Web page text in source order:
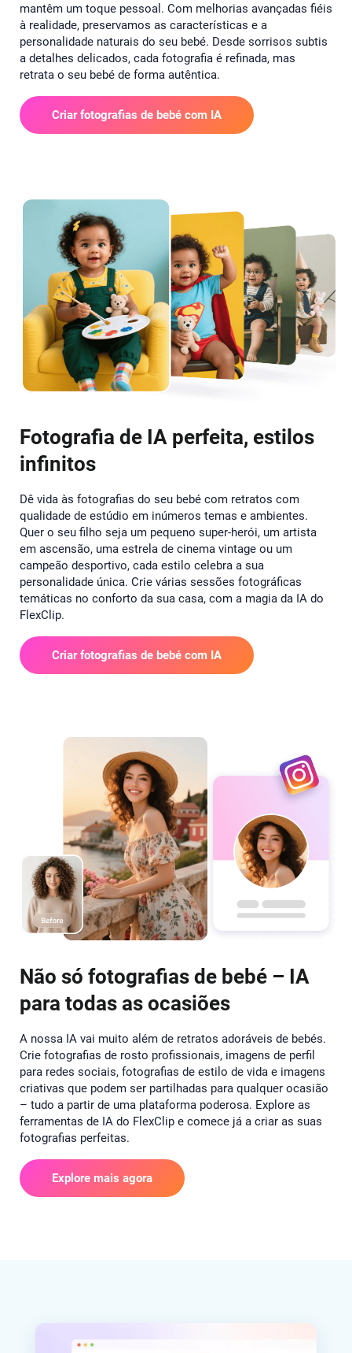
mantêm um toque pessoal. Com melhorias avançadas fiéis
à realidade, preservamos as características e a
personalidade naturais do seu bebé. Desde sorrisos subtis
a detalhes delicados, cada fotografia é refinada, mas
retrata o seu bebé de forma autêntica.
Criar fotografias de bebé com IA
Fotografia de IA perfeita, estilos
infinitos
Dê vida às fotografias do seu bebé com retratos com
qualidade de estúdio em inúmeros temas e ambientes.
Quer o seu filho seja um pequeno super-herói, um artista
em ascensão, uma estrela de cinema vintage ou um
campeão desportivo, cada estilo celebra a sua
personalidade única. Crie várias sessões fotográficas
temáticas no conforto da sua casa, com a magia da IA do
FlexClip.
Criar fotografias de bebé com IA
Não só fotografias de bebé – IA
para todas as ocasiões
A nossa IA vai muito além de retratos adoráveis de bebés.
Crie fotografias de rosto profissionais, imagens de perfil
para redes sociais, fotografias de estilo de vida e imagens
criativas que podem ser partilhadas para qualquer ocasião
– tudo a partir de uma plataforma poderosa. Explore as
ferramentas de IA do FlexClip e comece já a criar as suas
fotografias perfeitas.
Explore mais agora